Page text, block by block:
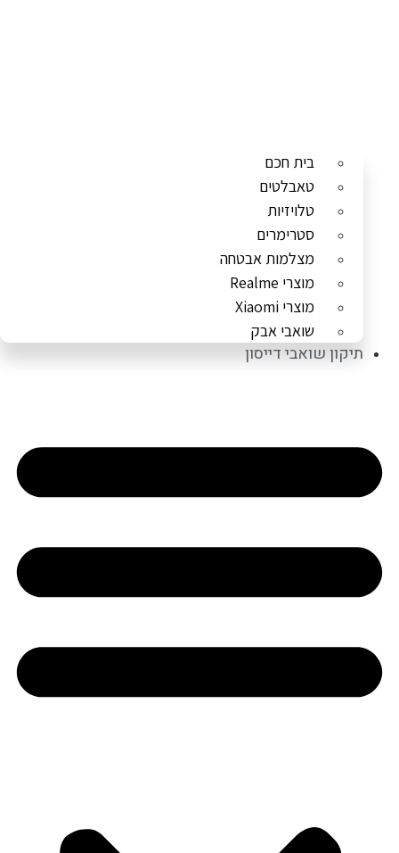
בית חכם
טאבלטים
טלויזיות
סטרימרים
מצלמות אבטחה
מוצרי Realme
מוצרי Xiaomi
שואבי אבק
תיקון שואבי דייסון